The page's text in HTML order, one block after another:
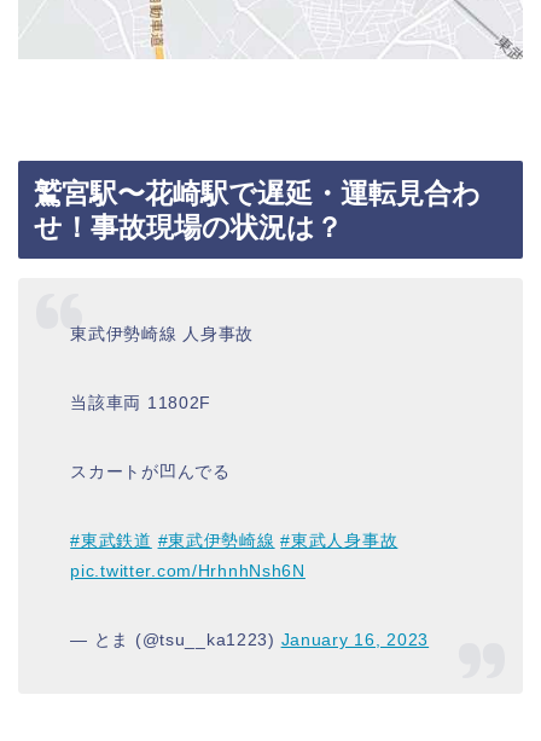
鷲宮駅〜花崎駅で遅延・運転見合わ
せ！事故現場の状況は？
東武伊勢崎線 人身事故
当該車両 11802F
スカートが凹んでる
#東武鉄道 #東武伊勢崎線 #東武人身事故
pic.twitter.com/HrhnhNsh6N
— とま (@tsu__ka1223) January 16, 2023